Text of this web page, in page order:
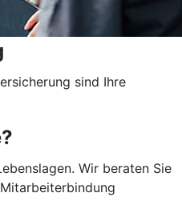
sind Ihre
Wir beraten Sie